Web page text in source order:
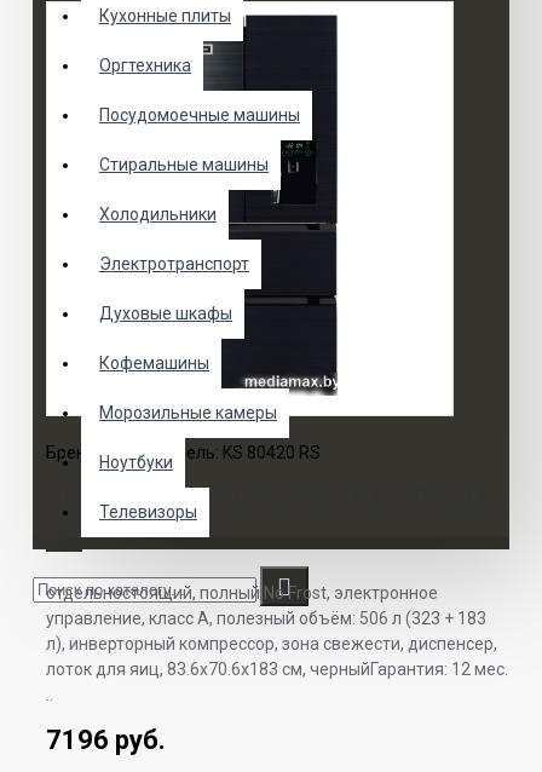
Кухонные плиты
Оргтехника
Посудомоечные машины
Стиральные машины
Холодильники
Электротранспорт
Духовые шкафы
Кофемашины
Морозильные камеры
Ноутбуки
Телевизоры
Бренд: Kaiser Модель: KS 80420 RS
Холодильник Kaiser KS 80420
RS
отдельностоящий, полный No Frost, электронное
управление, класс A, полезный объём: 506 л (323 + 183
л), инверторный компрессор, зона свежести, диспенсер,
лоток для яиц, 83.6x70.6x183 см, черныйГарантия: 12 мес.
7196 руб.